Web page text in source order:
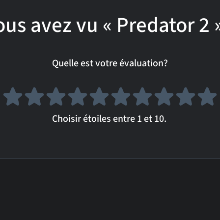
avez vu « Predator 2
Quelle est votre évaluation?
Choisir étoiles entre 1 et 10.